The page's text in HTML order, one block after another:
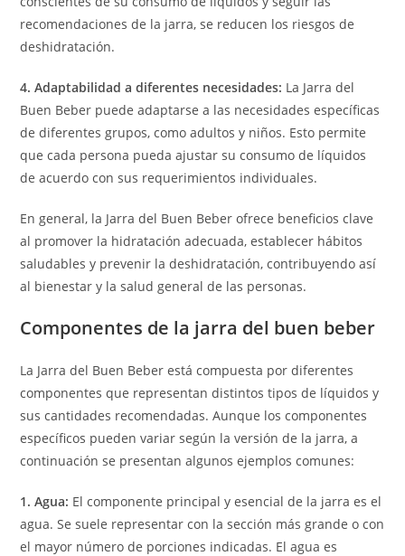
recomendaciones de la jarra, se reducen los riesgos de
deshidratación.
4. Adaptabilidad a diferentes necesidades: La Jarra del
Buen Beber puede adaptarse a las necesidades específicas
de diferentes grupos, como adultos y niños. Esto permite
que cada persona pueda ajustar su consumo de líquidos
de acuerdo con sus requerimientos individuales.
En general, la Jarra del Buen Beber ofrece beneficios clave
al promover la hidratación adecuada, establecer hábitos
saludables y prevenir la deshidratación, contribuyendo así
al bienestar y la salud general de las personas.
Componentes de la jarra del buen beber
La Jarra del Buen Beber está compuesta por diferentes
componentes que representan distintos tipos de líquidos y
sus cantidades recomendadas. Aunque los componentes
específicos pueden variar según la versión de la jarra, a
continuación se presentan algunos ejemplos comunes:
1. Agua: El componente principal y esencial de la jarra es el
agua. Se suele representar con la sección más grande o con
el mayor número de porciones indicadas. El agua es